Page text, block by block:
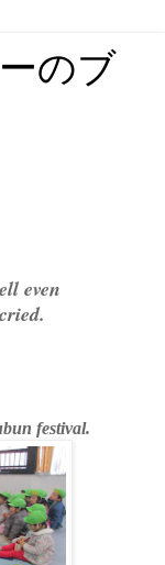
のブ
even
festival.